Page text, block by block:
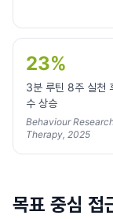
23%
3분 루틴 8주 실천
수 상승
Behaviour
Therapy, 2025
목표 중심 접